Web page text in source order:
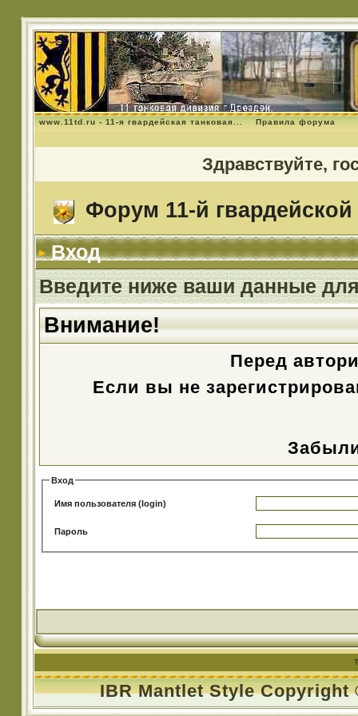
www.11td.ru - 11-я гвардейская танковая... Правила форума
Здравствуйте,
Форум 11-й гвардейской
Вход
Введите ниже ваши данные
Внимание!
Перед
Если вы не
Вход
Имя пользователя (login)
Пароль
IBR Mantlet Style Copyright